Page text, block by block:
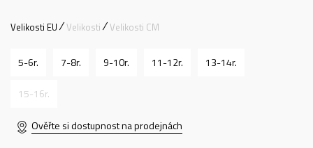
Velikosti EU Velikosti Velikosti CM
5-6r. 7-8r. 9-10r. 11-12r. 13-14r.
15-16r.
Ověřte si dostupnost na prodejnách